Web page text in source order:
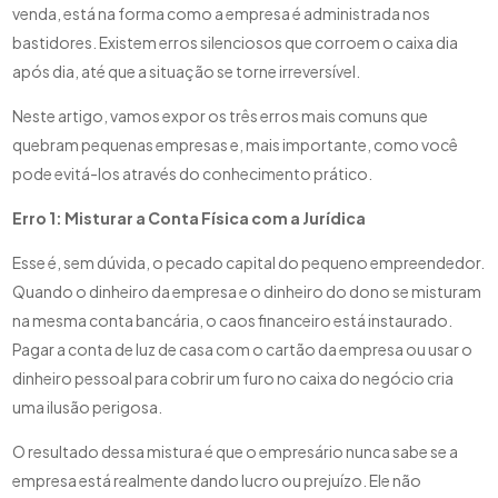
venda, está na forma como a empresa é administrada nos
bastidores. Existem erros silenciosos que corroem o caixa dia
após dia, até que a situação se torne irreversível.
Neste artigo, vamos expor os três erros mais comuns que
quebram pequenas empresas e, mais importante, como você
pode evitá-los através do conhecimento prático.
Erro 1: Misturar a Conta Física com a Jurídica
Esse é, sem dúvida, o pecado capital do pequeno empreendedor.
Quando o dinheiro da empresa e o dinheiro do dono se misturam
na mesma conta bancária, o caos financeiro está instaurado.
Pagar a conta de luz de casa com o cartão da empresa ou usar o
dinheiro pessoal para cobrir um furo no caixa do negócio cria
uma ilusão perigosa.
O resultado dessa mistura é que o empresário nunca sabe se a
empresa está realmente dando lucro ou prejuízo. Ele não